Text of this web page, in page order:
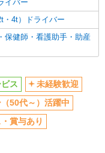
40代～）活躍中
勤務OK
務OK
あり
イバー
・4t）ドライバー
保健師・看護助手・助産
ス
未経験歓迎
50代～）活躍中
賞与あり